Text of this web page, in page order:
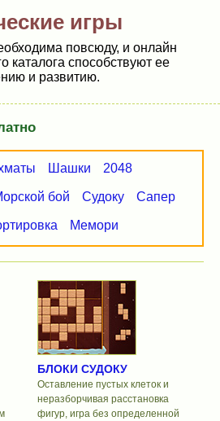
игры
повсюду, и онлайн
каталога способствуют ее
и развитию.
Шашки 2048
бой Судоку Сапер
Мемори
БЛОКИ СУДОКУ
Оставление пустых клеток и
неразборчивая расстановка
фигур, игра без определенной